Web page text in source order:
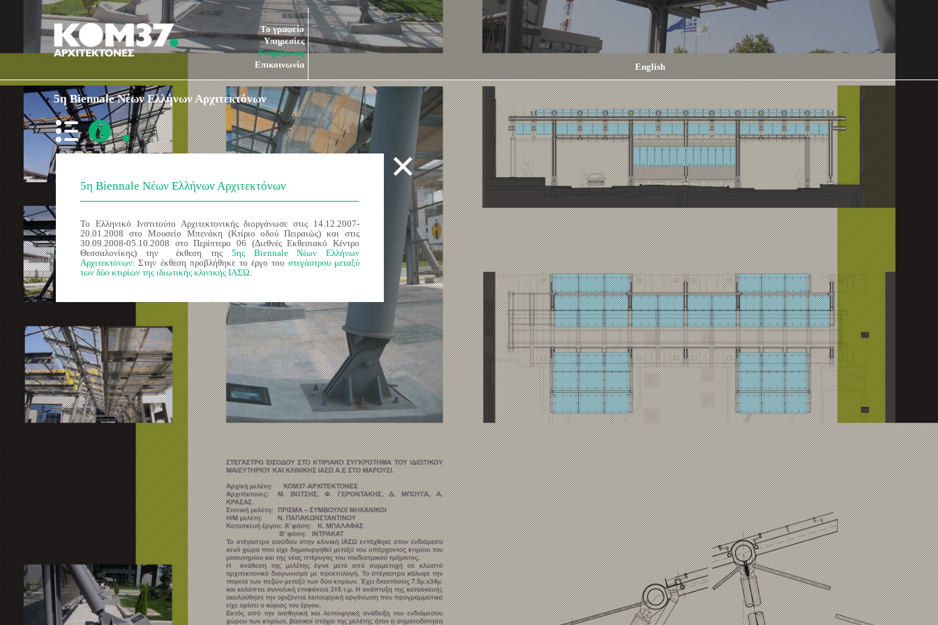
Το γραφείο
Υπηρεσίες
Ενημέρωση
Επικοινωνία
English
5η Biennale Νέων Ελλήνων Αρχιτεκτόνων
5η Biennale Νέων Ελλήνων Αρχιτεκτόνων
Το Ελληνικό Ινστιτούτο Αρχιτεκτονικής διοργάνωσε στις 14.12.2007-
20.01.2008 στο Μουσείο Μπενάκη (Κτίριο οδού Πειραιώς) και στις
30.09.2008-05.10.2008 στοΠερίπτερο 06 (Διεθνές Εκθεσιακό Κέντρο
Θεσσαλονίκης) την έκθεση της 5ης Biennale Νέων Ελλήνων
Αρχιτεκτόνων. Στην έκθεση προβλήθηκε το έργο του στεγάστρου μεταξύ
των δύο κτιρίων της ιδιωτικής κλινικής ΙΑΣΩ.
×